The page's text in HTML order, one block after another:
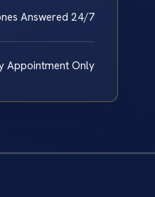
Answered 24/7
Appointment Only